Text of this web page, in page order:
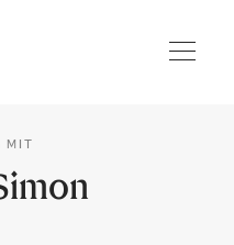
MIT